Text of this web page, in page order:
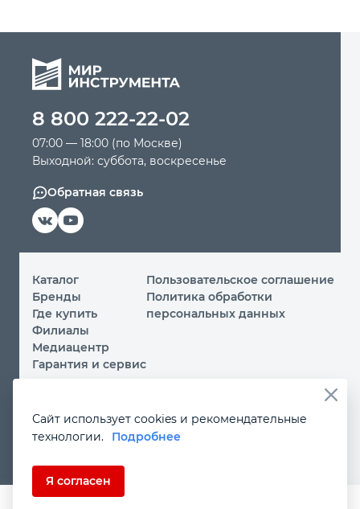
8 800 222-22-02
07:00 — 18:00 (по Москве)
Выходной: суббота, воскресенье
Обратная связь
Каталог
Бренды
Где купить
Филиалы
Медиацентр
Гарантия и сервис
Пользовательское соглашение
Политика обработки
персональных данных
Вы принимаете условияполитики обработки
персональных данныхипользовательского соглашения
данные в любой форме на сайте
Если Вы не даете согласия на обработку своих
персональных данных, Вам необходимо покинуть наш
Сайт использует cookies и рекомендательные
технологии.
Подробнее
Я согласен